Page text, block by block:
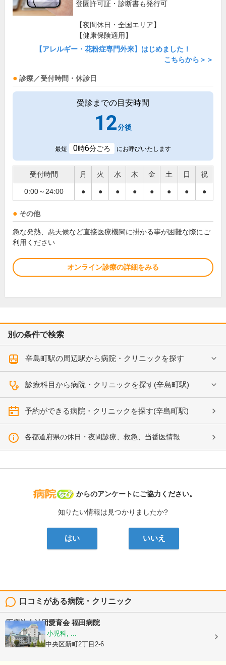
登園許可証・診断書も発行可
【夜間休日・全国エリア】
【健康保険適用】
【アレルギー・花粉症専門外来】はじめました！
こちらから＞＞
診療／受付時間・休診日
受診までの目安時間
12分後
最短 0時6分ごろ にお呼びいたします
受付時間 月 火 水 木 金 土 日 祝
0:00～24:00 ● ● ● ● ● ● ● ●
その他
急な発熱、悪天候など直接医療機関に掛かる事が困難な際にご
利用ください
オンライン診療の詳細をみる
別の条件で検索
辛島町駅の周辺駅から病院・クリニックを探す
診療科目から病院・クリニックを探す(辛島町駅)
予約ができる病院・クリニックを探す(辛島町駅)
各都道府県の休日・夜間診療、救急、当番医情報
病院なび
からのアンケートにご協力ください。
知りたい情報は見つかりましたか?
はい いいえ
口コミがある病院・クリニック
医療法人社団愛育会 福田病院
産科, 婦人科, 小児科, ...
熊本県熊本市中央区新町2丁目2-6